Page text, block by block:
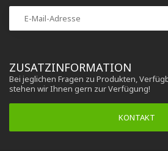
ZUSATZINFORMATION
Bei jeglichen Fragen zu Produkten,
stehen wir Ihnen gern zur Verfügung!
KONTAKT